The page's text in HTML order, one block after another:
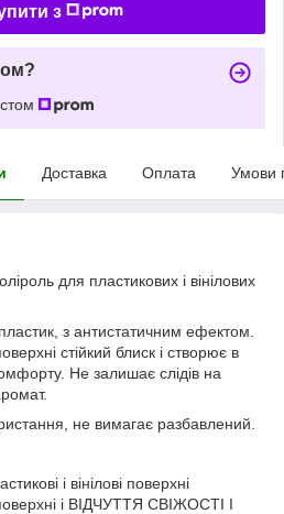
з
Доставка Оплата Умови
для пластикових і вінілових
з антистатичним ефектом.
стійкий блиск і створює в
Не залишає слідів на
не вимагає разбавлений.
і вінілові поверхні
і ВІДЧУТТЯ СВІЖОСТІ І